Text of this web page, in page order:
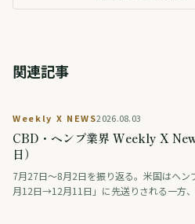
関連記事
Weekly X NEWS2026.08.03
CBD・ヘンプ業界 Weekly X
日）
7月27日〜8月2日を振り返る。米国はヘン
月12日→12月11日」に先送りされる一方